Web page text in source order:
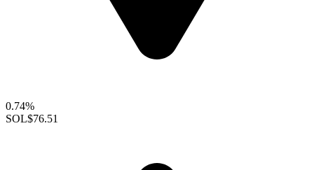
0.74%
SOL$76.51